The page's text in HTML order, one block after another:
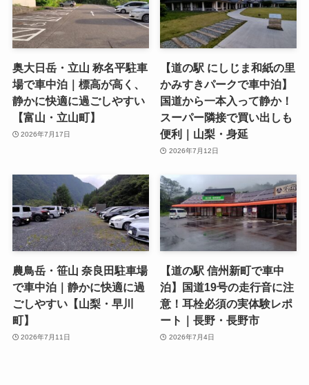
奥大日岳・立山 称名平駐車
場で車中泊｜標高が高く、
静かに快適に過ごしやすい
【富山・立山町】
2026年7月17日
【道の駅 にしじま和紙の里
かみすきパークで車中泊】
国道から一本入って静か！
スーパー隣接で買い出しも
便利｜山梨・身延
2026年7月12日
農鳥岳・笹山 奈良田駐車場
で車中泊｜静かに快適に過
ごしやすい【山梨・早川
町】
2026年7月11日
【道の駅 信州新町で車中
泊】国道19号の走行音に注
意！耳栓必須の実体験レポ
ート｜長野・長野市
2026年7月4日